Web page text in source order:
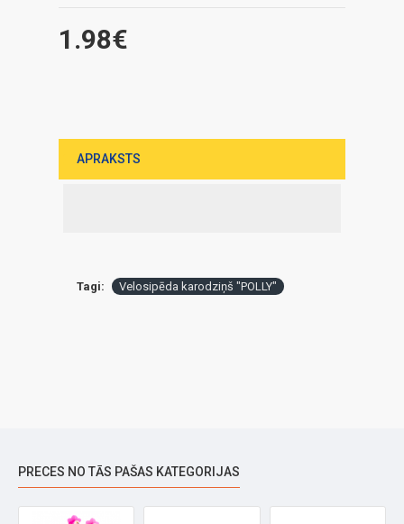
1.98€
APRAKSTS
Tagi: Velosipēda karodziņš "POLLY"
PRECES NO TĀS PAŠAS KATEGORIJAS